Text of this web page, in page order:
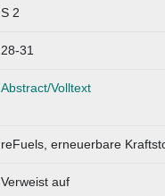
S 2
28-31
Abstract/Volltext
reFuels, erneuerbare
Verweist auf